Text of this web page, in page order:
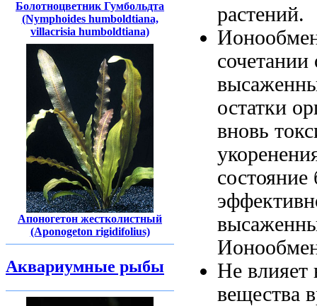
Болотноцветник Гумбольдта
(Nymphoides humboldtiana,
villacrisia humboldtiana)
Апоногетон жестколистный
(Aponogeton rigidifolius)
Аквариумные рыбы
растений.
сочетании
остатки
вновь
Не влияет
вещества